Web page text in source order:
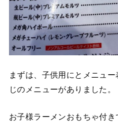
まずは、子供用にとメニュ
じのメニューがありました。
お子様ラーメンおもちゃ付き